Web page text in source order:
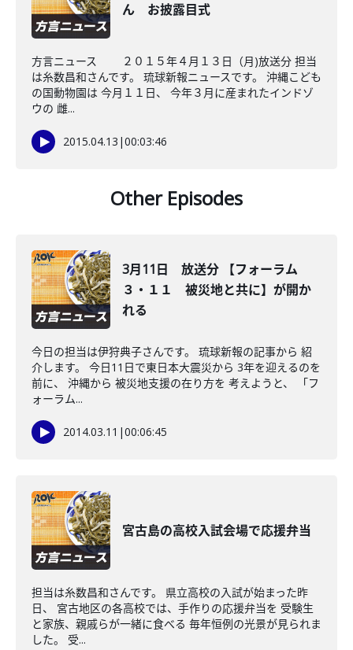
ん お披露目式
方言ニュース ２０１５年４月１３日（月)放送分 担当
は糸数昌和さんです。 琉球新報ニュースです。 沖縄こども
の国動物園は 今月１１日、 今年３月に産まれたインドゾ
ウの 雌...
2015.04.13 |00:03:46
Other Episodes
3月11日 放送分 【フォーラム
３・１１ 被災地と共に】が開か
れる
今日の担当は伊狩典子さんです。 琉球新報の記事から 紹
介します。 今日11日で東日本大震災から 3年を迎えるのを
前に、 沖縄から 被災地支援の在り方を 考えようと、 「フ
ォーラム...
2014.03.11 |00:06:45
宮古島の高校入試会場で応援弁当
担当は糸数昌和さんです。 県立高校の入試が始まった昨
日、 宮古地区の各高校では、手作りの応援弁当を 受験生
と家族、親戚らが一緒に食べる 毎年恒例の光景が見られま
した。 受...